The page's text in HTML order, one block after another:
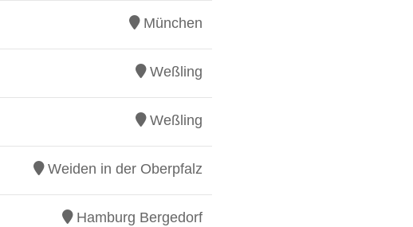
München
Weßling
Weßling
Weiden in der Oberpfalz
Hamburg Bergedorf